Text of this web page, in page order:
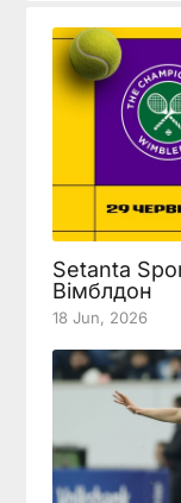
Setanta
Вімблдон
18 Jun, 2026